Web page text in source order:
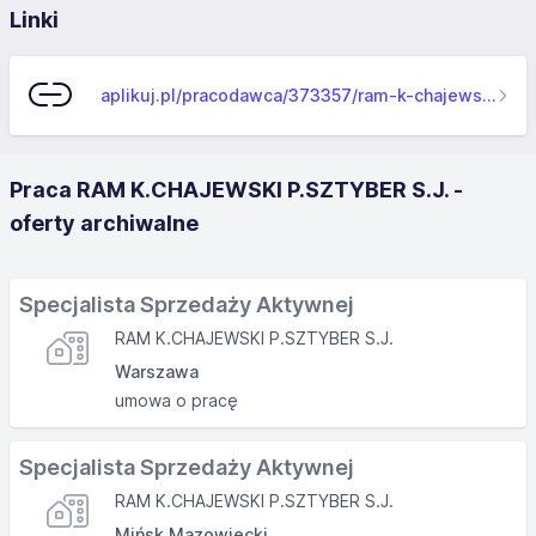
Linki
aplikuj.pl/pracodawca/373357/ram-k-chajewski-p-sztyber-s-j-
Praca RAM K.CHAJEWSKI P.SZTYBER S.J. -
oferty archiwalne
Specjalista Sprzedaży Aktywnej
RAM K.CHAJEWSKI P.SZTYBER S.J.
Warszawa
umowa o pracę
Specjalista Sprzedaży Aktywnej
RAM K.CHAJEWSKI P.SZTYBER S.J.